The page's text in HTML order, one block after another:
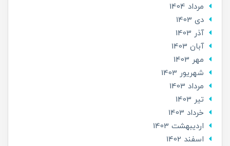
مرداد 1404
دی 1403
آذر 1403
آبان 1403
مهر 1403
شهریور 1403
مرداد 1403
تير 1403
خرداد 1403
ارديبهشت 1403
اسفند 1402